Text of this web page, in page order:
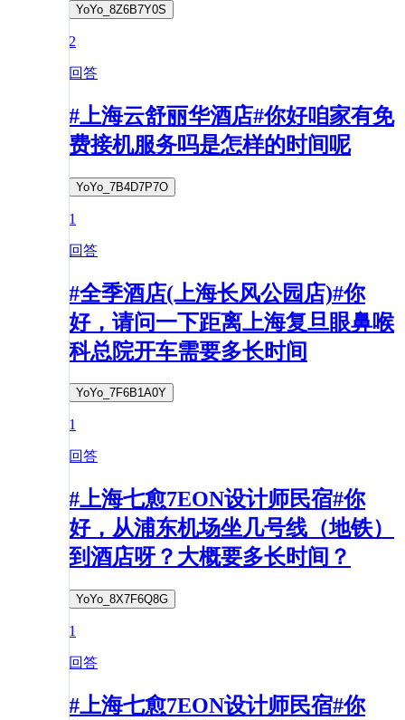
YoYo_8Z6B7Y0S
2
回答
#上海云舒丽华酒店#你好咱家有免
费接机服务吗是怎样的时间呢
YoYo_7B4D7P7O
1
回答
#全季酒店(上海长风公园店)#你
好，请问一下距离上海复旦眼鼻喉
科总院开车需要多长时间
YoYo_7F6B1A0Y
1
回答
#上海七愈7EON设计师民宿#你
好，从浦东机场坐几号线（地铁）
到酒店呀？大概要多长时间？
YoYo_8X7F6Q8G
1
回答
#上海七愈7EON设计师民宿#你